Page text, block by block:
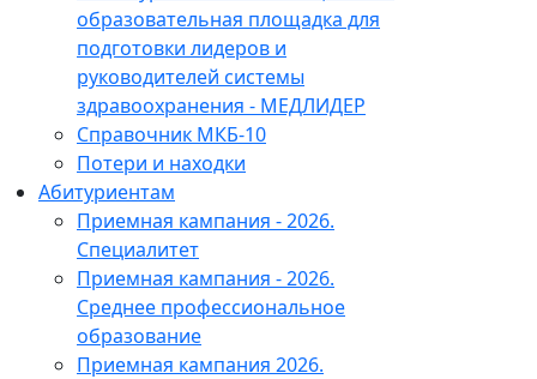
образовательная площадка для
подготовки лидеров и
руководителей системы
здравоохранения - МЕДЛИДЕР
Справочник МКБ-10
Потери и находки
Абитуриентам
Приемная кампания - 2026.
Специалитет
Приемная кампания - 2026.
Среднее профессиональное
образование
Приемная кампания 2026.